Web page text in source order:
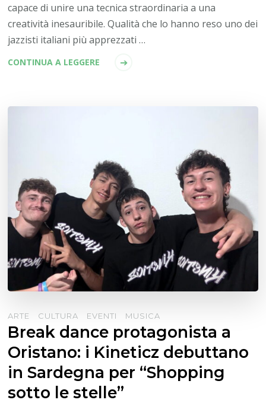
capace di unire una tecnica straordinaria a una
creatività inesauribile. Qualità che lo hanno reso uno dei
jazzisti italiani più apprezzati …
CONTINUA A LEGGERE
ARTE CULTURA EVENTI MUSICA
Break dance protagonista a
Oristano: i Kineticz debuttano
in Sardegna per “Shopping
sotto le stelle”